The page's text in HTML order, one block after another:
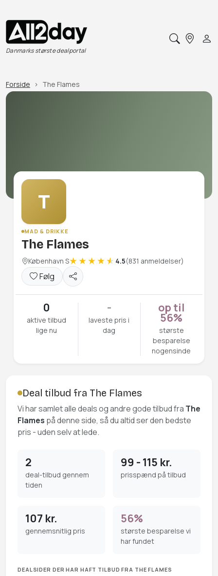
Danmarks største dealportal
Forside The Flames
T
MAD & DRIKKE
The Flames
København S 4.5(831 anmeldelser)
Følg
0
aktive tilbud
lige nu
-
laveste pris i
dag
op til
56%
største
besparelse
nogensinde
Deal tilbud fra The Flames
Vi har samlet alle deals og andre gode tilbud fra The
Flames på denne side, så du altid ser den bedste
pris - uden selv at lede.
2
deal-tilbud gennem
tiden
99 - 115 kr.
prisspænd på tilbud
107 kr.
gennemsnitlig pris
56%
største besparelse vi
har fundet
DEALSIDER DER HAR HAFT TILBUD FRA THE FLAMES